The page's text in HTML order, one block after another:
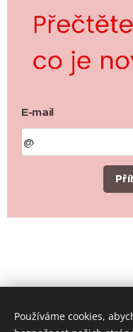
E-mail
Používáme cookies,